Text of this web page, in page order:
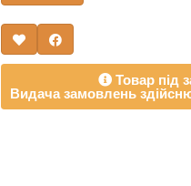
Товар під
Видача замовлень